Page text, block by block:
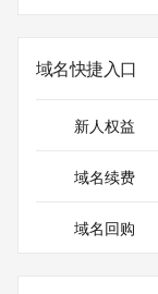
域名快捷入口
新人权益
域名续费
域名回购